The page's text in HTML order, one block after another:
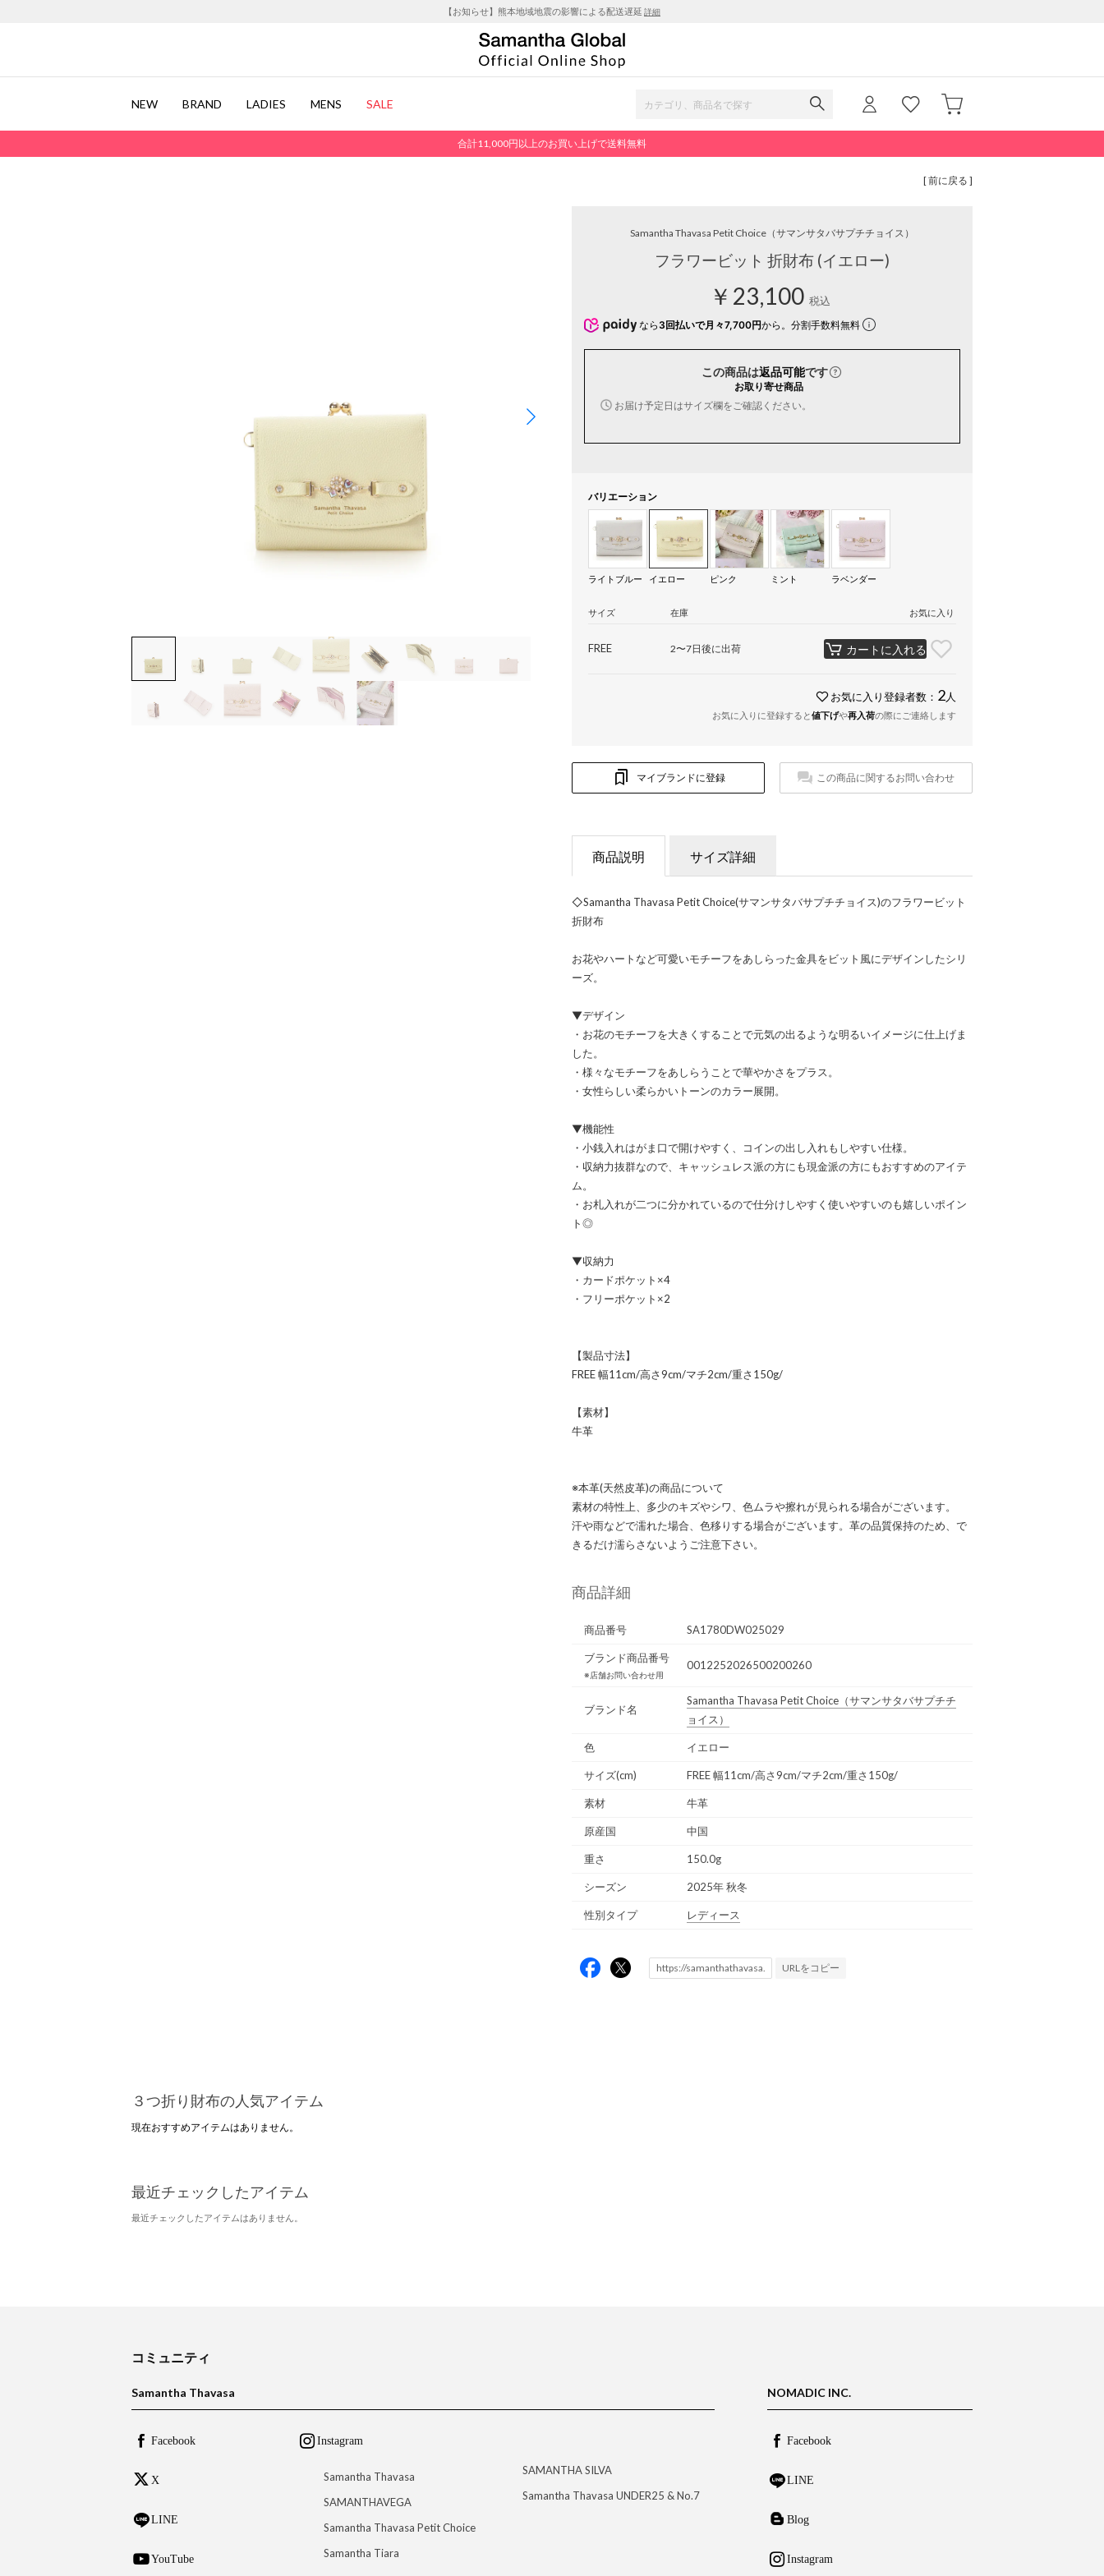
【お知らせ】熊本地域地震の影響による配送遅延 詳細
NEW BRAND LADIES MENS SALE
合計11,000円以上のお買い上げで送料無料
[ 前に戻る ]
Samantha Thavasa Petit Choice （サマンサタバサプチチョイス）
フラワービット 折財布 (イエロー)
￥23,100 税込
なら 3回払いで月々7,700円から。分割手数料無料
この商品は返品可能です
お取り寄せ商品
お届け予定日はサイズ欄をご確認ください。
バリエーション
ライトブルー イエロー ピンク ミント ラベンダー
サイズ 在庫 お気に入り
FREE 2〜7日後に出荷 カートに入れる
お気に入り登録者数： 2 人
お気に入りに登録すると値下げや再入荷の際にご連絡します
マイブランドに登録 この商品に関するお問い合わせ
商品説明 サイズ詳細
◇Samantha Thavasa Petit Choice(サマンサタバサプチチョイス)のフラワービット
折財布
お花やハートなど可愛いモチーフをあしらった金具をビット風にデザインしたシリ
ーズ。
▼デザイン
・お花のモチーフを大きくすることで元気の出るような明るいイメージに仕上げま
した。
・様々なモチーフをあしらうことで華やかさをプラス。
・女性らしい柔らかいトーンのカラー展開。
▼機能性
・小銭入れはがま口で開けやすく、コインの出し入れもしやすい仕様。
・収納力抜群なので、キャッシュレス派の方にも現金派の方にもおすすめのアイテ
ム。
・お札入れが二つに分かれているので仕分けしやすく使いやすいのも嬉しいポイン
ト◎
▼収納力
・カードポケット×4
・フリーポケット×2
【製品寸法】
FREE 幅11cm/高さ9cm/マチ2cm/重さ150g/
【素材】
牛革
※本革(天然皮革)の商品について
素材の特性上、多少のキズやシワ、色ムラや擦れが見られる場合がございます。
汗や雨などで濡れた場合、色移りする場合がございます。革の品質保持のため、で
きるだけ濡らさないようご注意下さい。
商品詳細
商品番号 SA1780DW025029
ブランド商品番号
※店舗お問い合わせ用
0012252026500200260
ブランド名
Samantha Thavasa Petit Choice （サマンサタバサプチチ
ョイス）
色 イエロー
サイズ(cm) FREE 幅11cm/高さ9cm/マチ2cm/重さ150g/
素材 牛革
原産国 中国
重さ 150.0g
シーズン 2025年 秋冬
性別タイプ レディース
URLをコピー
３つ折り財布の人気アイテム
現在おすすめアイテムはありません。
最近チェックしたアイテム
最近チェックしたアイテムはありません。
コミュニティ
Samantha Thavasa
Facebook
X
LINE
YouTube
Instagram
Samantha Thavasa
SAMANTHAVEGA
Samantha Thavasa Petit Choice
Samantha Tiara
SAMANTHA SILVA
Samantha Thavasa UNDER25 & No.7
NOMADIC INC.
Facebook
LINE
Blog
Instagram